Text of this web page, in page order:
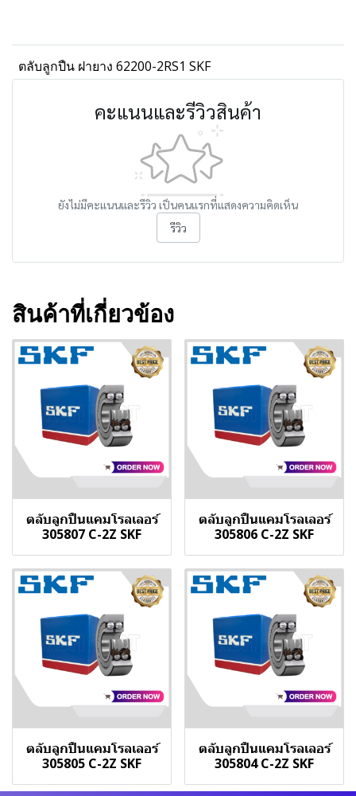
ตลับลูกปืน ฝายาง 62200-2RS1 SKF
คะแนนและรีวิวสินค้า
ยังไม่มีคะแนนและรีวิว เป็นคนแรกที่แสดงความคิดเห็น
รีวิว
สินค้าที่เกี่ยวข้อง
ตลับลูกปืนแคมโรลเลอร์
305807 C-2Z SKF
ตลับลูกปืนแคมโรลเลอร์
305806 C-2Z SKF
ตลับลูกปืนแคมโรลเลอร์
305805 C-2Z SKF
ตลับลูกปืนแคมโรลเลอร์
305804 C-2Z SKF